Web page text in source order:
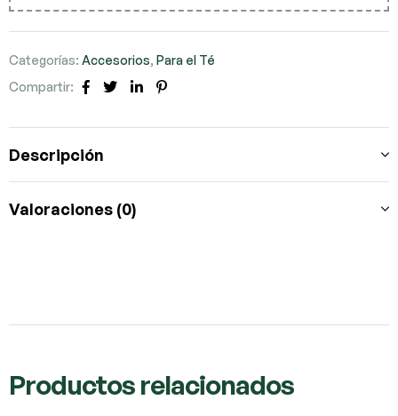
Categorías: Accesorios, Para el Té
Compartir:
Facebook
TwitterLinkedIn
Descripción
Valoraciones (0)
Productos relacionados